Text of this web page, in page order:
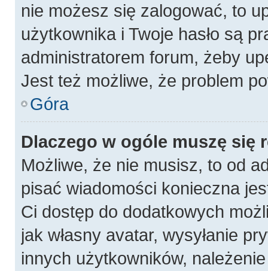
nie możesz się zalogować, to
użytkownika i Twoje hasło są
administratorem forum, żeby
Jest też możliwe, że problem
Góra
Dlaczego w ogóle muszę się
Możliwe, że nie musisz, to od
pisać wiadomości konieczna
Ci dostęp do dodatkowych
jak własny avatar, wysyłanie
innych użytkowników,